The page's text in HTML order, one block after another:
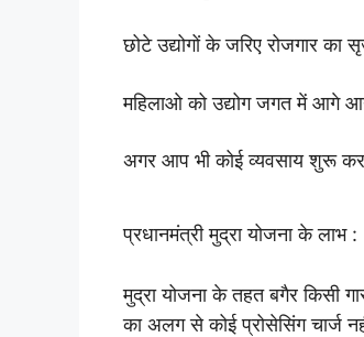
छोटे उद्योगों के जरिए रोजगार का
महिलाओ को उद्योग जगत में आगे
अगर आप भी कोई व्यवसाय शुरू
प्रधानमंत्री मुद्रा योजना के लाभ :
मुद्रा योजना के तहत बगैर किसी
का अलग से कोई प्रोसेसिंग चार्ज